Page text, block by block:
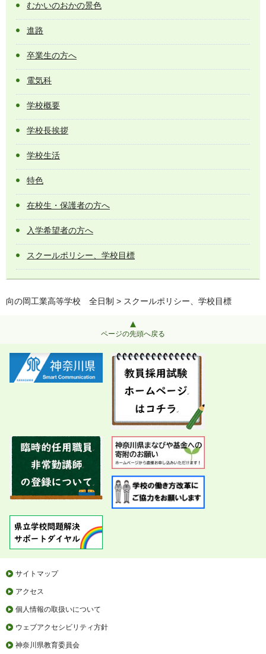
むかいのおかの景色
進路
卒業生の方へ
電気科
学校概要
学校長挨拶
学校生活
特色
在校生・保護者の方へ
入学希望者の方へ
スクールポリシー、学校目標
向の岡工業高等学校 全日制 > スクールポリシー、学校目標
ページの先頭へ戻る
サイトマップ
アクセス
個人情報の取扱いについて
ウェブアクセシビリティ方針
神奈川県教育委員会